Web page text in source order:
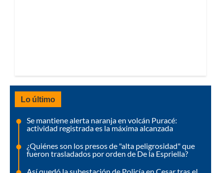
Lo último
Se mantiene alerta naranja en volcán Puracé:
actividad registrada es la máxima alcanzada
¿Quiénes son los presos de "alta peligrosidad" que
fueron trasladados por orden de De la Espriella?
Así quedó la subestación de Policía en Cesar tras el